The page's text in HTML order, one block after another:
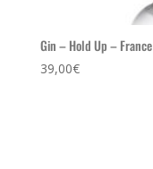
Gin – Hold Up – France
39,00€